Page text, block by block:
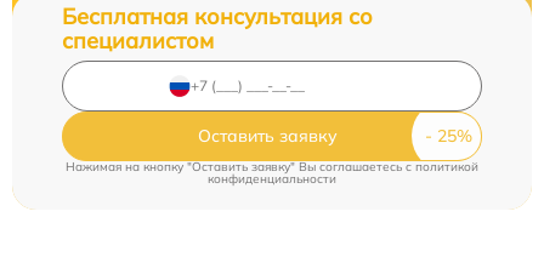
Бесплатная консультация со
специалистом
Оставить заявку
Нажимая на кнопку "Оставить заявку" Вы соглашаетесь cполитикой
конфиденциальности